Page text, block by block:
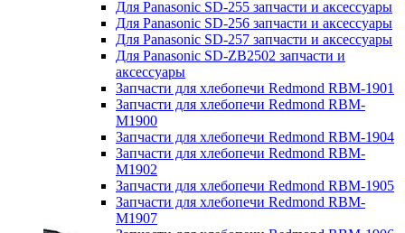
Для Panasonic SD-255 запчасти и аксессуары
Для Panasonic SD-256 запчасти и аксессуары
Для Panasonic SD-257 запчасти и аксессуары
Для Panasonic SD-ZB2502 запчасти и
аксессуары
Запчасти для хлебопечи Redmond RBM-1901
Запчасти для хлебопечи Redmond RBM-
M1900
Запчасти для хлебопечи Redmond RBM-1904
Запчасти для хлебопечи Redmond RBM-
M1902
Запчасти для хлебопечи Redmond RBM-1905
Запчасти для хлебопечи Redmond RBM-
M1907